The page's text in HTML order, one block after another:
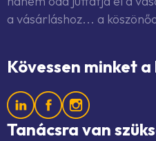
a vásárláshoz... a
Kövessen minket
Tanácsra van